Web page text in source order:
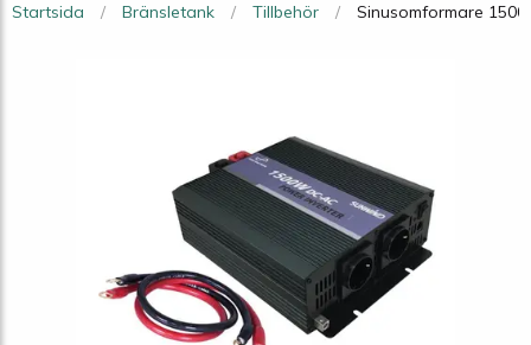
Startsida Bränsletank Tillbehör Sinusomformare